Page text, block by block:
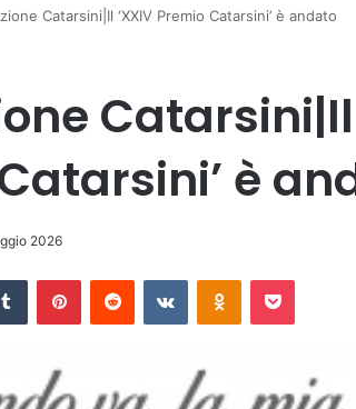
Catarsini|Il ‘XXIV Premio Catarsini’ è andato
Catarsini|Il
è
2026